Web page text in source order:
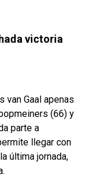
victoria
van Gaal apenas
(66) y
parte a
llegar con
última jornada,